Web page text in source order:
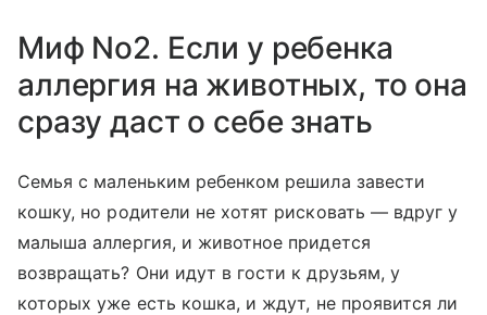
Миф No2. Если у ребенка
аллергия на животных, то она
сразу даст о себе знать
Семья с маленьким ребенком решила завести
кошку, но родители не хотят рисковать — вдруг у
малыша аллергия, и животное придется
возвращать? Они идут в гости к друзьям, у
которых уже есть кошка, и ждут, не проявится ли